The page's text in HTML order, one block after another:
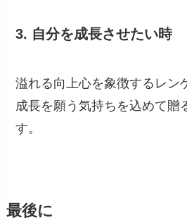
3. 自分を成長させたい時
溢れる向上心を象徴するレン
成長を願う気持ちを込めて贈
す。
最後に